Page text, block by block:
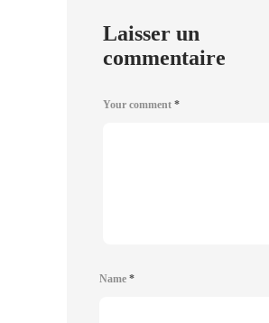
Laisser un
commentaire
Your comment *
Name *